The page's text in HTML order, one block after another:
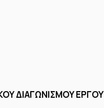
ΔΙΑΓΩΝΙΣΜΟΥ ΕΡΓΟΥ